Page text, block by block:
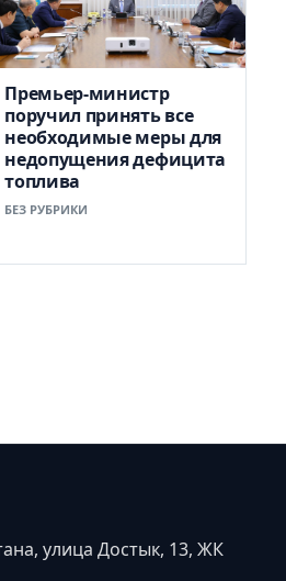
Премьер-министр
поручил принять все
необходимые меры для
недопущения дефицита
топлива
БЕЗ РУБРИКИ
улица Достык, 13, ЖК